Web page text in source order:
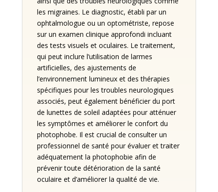
les migraines. Le diagnostic, établi par un
ophtalmologue ou un optométriste, repose
sur un examen clinique approfondi incluant
des tests visuels et oculaires. Le traitement,
qui peut inclure l’utilisation de larmes
artificielles, des ajustements de
l’environnement lumineux et des thérapies
spécifiques pour les troubles neurologiques
associés, peut également bénéficier du port
de lunettes de soleil adaptées pour atténuer
les symptômes et améliorer le confort du
photophobe. Il est crucial de consulter un
professionnel de santé pour évaluer et traiter
adéquatement la photophobie afin de
prévenir toute détérioration de la santé
oculaire et d’améliorer la qualité de vie.